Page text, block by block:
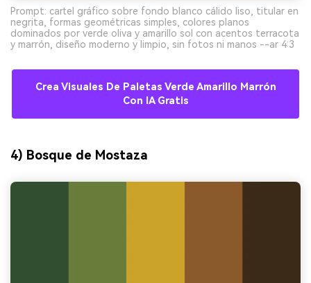
Prompt: cartel gráfico sobre fondo blanco cálido liso, titular en
negrita, formas geométricas simples, colores planos
dominados por verde oliva y amarillo sol con acentos terracota
y marrón, diseño moderno y limpio, sin fotos ni manos --ar 4:3
Crea Visuales De Paletas Verde Amarillo Marrón
Con IA Gratis
4) Bosque de Mostaza